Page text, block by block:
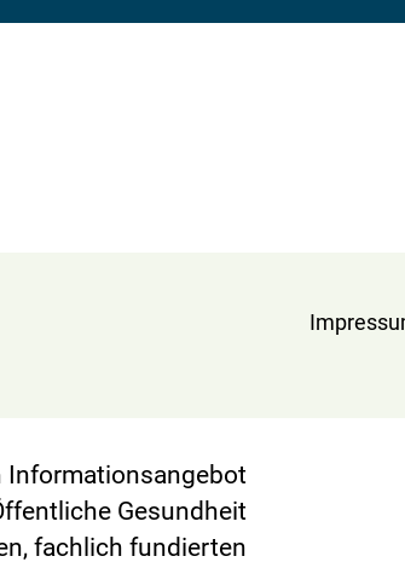
Gesundheit
fachlich fundierten